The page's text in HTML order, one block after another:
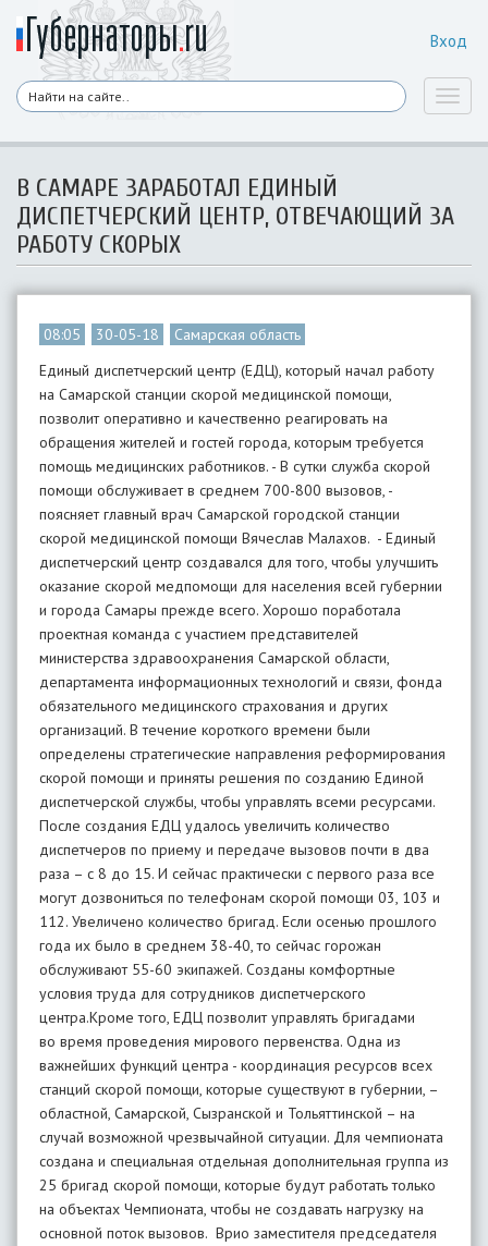
Вход
В САМАРЕ ЗАРАБОТАЛ ЕДИНЫЙ
ДИСПЕТЧЕРСКИЙ ЦЕНТР, ОТВЕЧАЮЩИЙ ЗА
РАБОТУ СКОРЫХ
08:05 30-05-18
Самарская область
Единый диспетчерский центр (ЕДЦ), который начал работу
на Самарской станции скорой медицинской помощи,
позволит оперативно и качественно реагировать на
обращения жителей и гостей города, которым требуется
помощь медицинских работников. - В сутки служба скорой
помощи обслуживает в среднем 700-800 вызовов, -
поясняет главный врач Самарской городской станции
скорой медицинской помощи Вячеслав Малахов. - Единый
диспетчерский центр создавался для того, чтобы улучшить
оказание скорой медпомощи для населения всей губернии
и города Самары прежде всего. Хорошо поработала
проектная команда с участием представителей
министерства здравоохранения Самарской области,
департамента информационных технологий и связи, фонда
обязательного медицинского страхования и других
организаций. В течение короткого времени были
определены стратегические направления реформирования
скорой помощи и приняты решения по созданию Единой
диспетчерской службы, чтобы управлять всеми ресурсами.
После создания ЕДЦ удалось увеличить количество
диспетчеров по приему и передаче вызовов почти в два
раза – с 8 до 15. И сейчас практически с первого раза все
могут дозвониться по телефонам скорой помощи 03, 103 и
112. Увеличено количество бригад. Если осенью прошлого
года их было в среднем 38-40, то сейчас горожан
обслуживают 55-60 экипажей. Созданы комфортные
условия труда для сотрудников диспетчерского
центра.Кроме того, ЕДЦ позволит управлять бригадами
во время проведения мирового первенства. Одна из
важнейших функций центра - координация ресурсов всех
станций скорой помощи, которые существуют в губернии, –
областной, Самарской, Сызранской и Тольяттинской – на
случай возможной чрезвычайной ситуации. Для чемпионата
создана и специальная отдельная дополнительная группа из
25 бригад скорой помощи, которые будут работать только
на объектах Чемпионата, чтобы не создавать нагрузку на
основной поток вызовов. Врио заместителя председателя